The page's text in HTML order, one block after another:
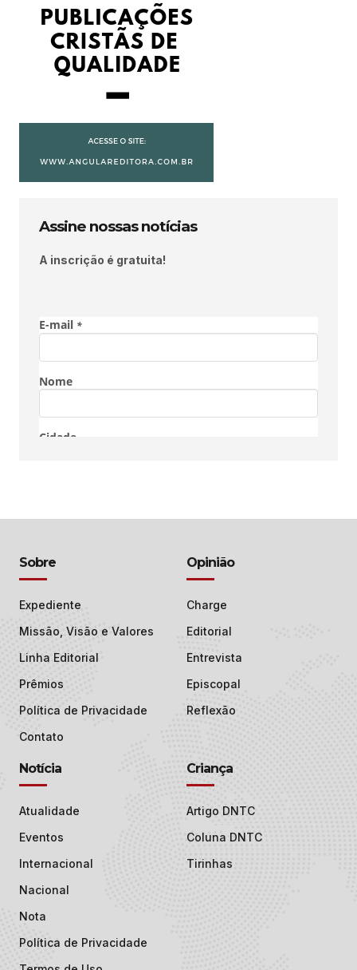
Assine nossas notícias
A inscrição é gratuita!
Sobre
Expediente
Missão, Visão e Valores
Linha Editorial
Prêmios
Política de Privacidade
Contato
Opinião
Charge
Editorial
Entrevista
Episcopal
Reflexão
Notícia
Atualidade
Eventos
Internacional
Nacional
Nota
Política de Privacidade
Criança
Artigo DNTC
Coluna DNTC
Tirinhas